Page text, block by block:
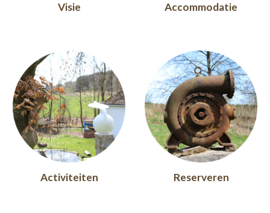
Visie Accommodatie
Activiteiten Reserveren